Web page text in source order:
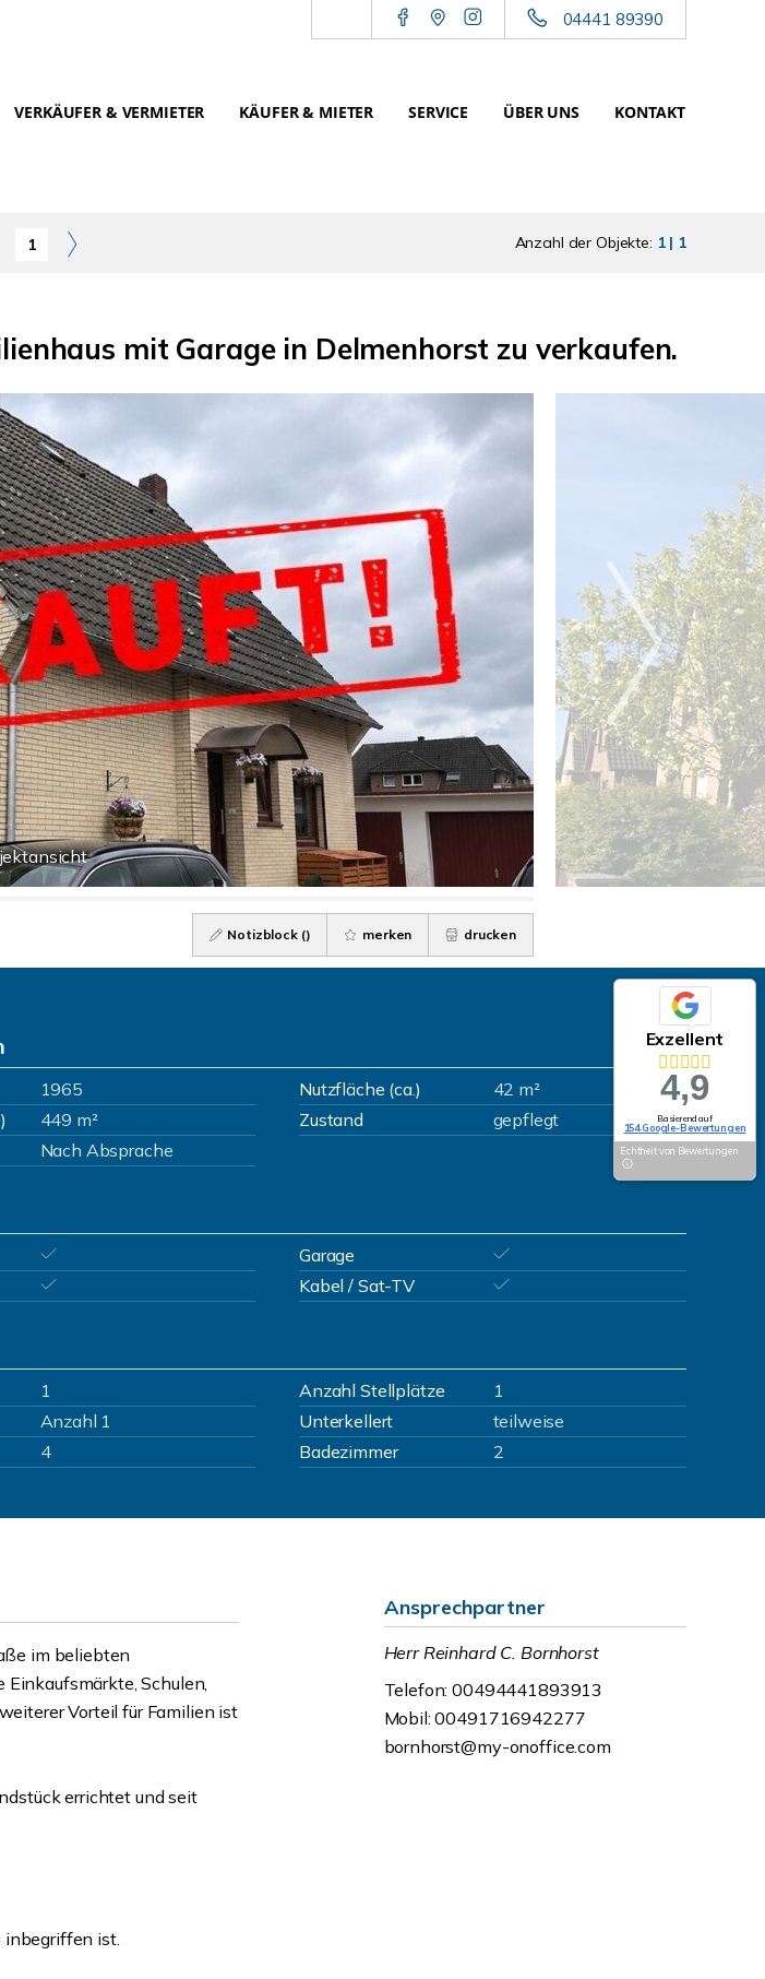
04441 89390
VERKÄUFER & VERMIETER KÄUFER & MIETER SERVICE ÜBER UNS KONTAKT
1 Anzahl der Objekte: 1 | 1
mit Garage in Delmenhorst zu verkaufen.
Notizblock () merken drucken
1965 Nutzfläche (ca.)
42 m²
449 m² Zustand
gepflegt
Nach Absprache
Garage
Kabel / Sat-TV
1 Anzahl Stellplätze
1
Anzahl 1 Unterkellert
teilweise
4 Badezimmer 2
im beliebten
Schulen,
Vorteil für Familien ist
errichtet und seit
inbegriffen ist.
Ansprechpartner
Herr Reinhard C. Bornhorst
Telefon: 00494441893913
Mobil: 00491716942277
bornhorst@my-onoffice.com
Exzellent
4,9
Basierend auf
154 Google-Bewertungen
Echtheit von Bewertungen